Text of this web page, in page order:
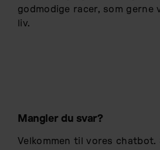
godmodige racer, som gerne
liv.
Mangler du svar?
Velkommen til vores chatbot.